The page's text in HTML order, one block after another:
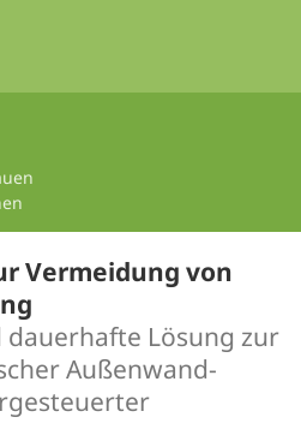
Vermeidung von
Lösung zur
Außenwand-